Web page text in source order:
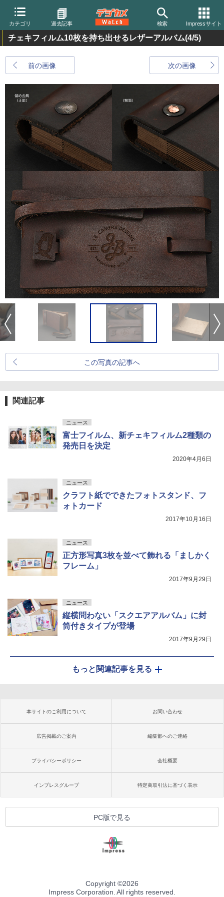
カテゴリ 過去記事 検索 Impressサイト
チェキフィルム10枚を持ち出せるレザーアルバム(4/5)
前の画像 次の画像
この写真の記事へ
関連記事
ニュース
富士フイルム、新チェキフィルム2種類の
発売日を決定
2020年4月6日
ニュース
クラフト紙でできたフォトスタンド、フ
ォトカード
2017年10月16日
ニュース
正方形写真3枚を並べて飾れる「ましかく
フレーム」
2017年9月29日
ニュース
縦横問わない「スクエアアルバム」に封
筒付きタイプが登場
2017年9月29日
もっと関連記事を見る
本サイトのご利用について お問い合わせ
広告掲載のご案内 編集部へのご連絡
プライバシーポリシー 会社概要
インプレスグループ 特定商取引法に基づく表示
PC版で見る
Copyright ©2026
Impress Corporation. All rights reserved.